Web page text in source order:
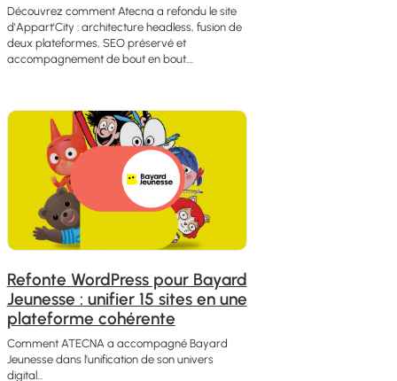
Découvrez comment Atecna a refondu le site
d'Appart'City : architecture headless, fusion de
deux plateformes, SEO préservé et
accompagnement de bout en bout....
Refonte WordPress pour Bayard
Jeunesse : unifier 15 sites en une
plateforme cohérente
Comment ATECNA a accompagné Bayard
Jeunesse dans l’unification de son univers
digital...